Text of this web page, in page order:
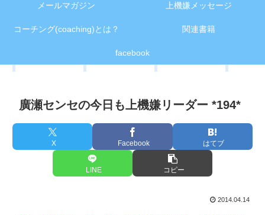
メールマガジン 上機嫌メッセージ
コーチング(coaching)とは？ 関連書籍
facebook
廣瀬センセの今日も上機嫌リーダー *194*
X Facebook はてブ
LINE コピー
2014.04.14